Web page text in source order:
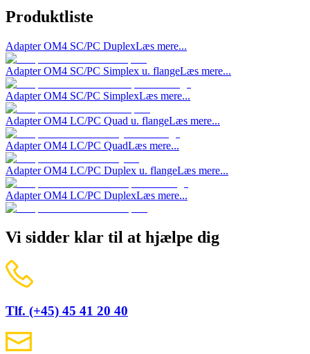
Produktliste
Adapter OM4 SC/PC DuplexLæs mere...
Adapter OM4 SC/PC Simplex u. flangeLæs mere...
Adapter OM4 SC/PC SimplexLæs mere...
Adapter OM4 LC/PC Quad u. flangeLæs mere...
Adapter OM4 LC/PC QuadLæs mere...
Adapter OM4 LC/PC Duplex u. flangeLæs mere...
Adapter OM4 LC/PC DuplexLæs mere...
Vi sidder klar til at hjælpe dig
Tlf. (+45) 45 41 20 40